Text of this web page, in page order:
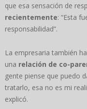
que esa sensación de
recientemente: “Esta
responsabilidad”.
La empresaria también
una relación de co-
gente piense que puedo
tratarlo, esa no es mi
explicó.